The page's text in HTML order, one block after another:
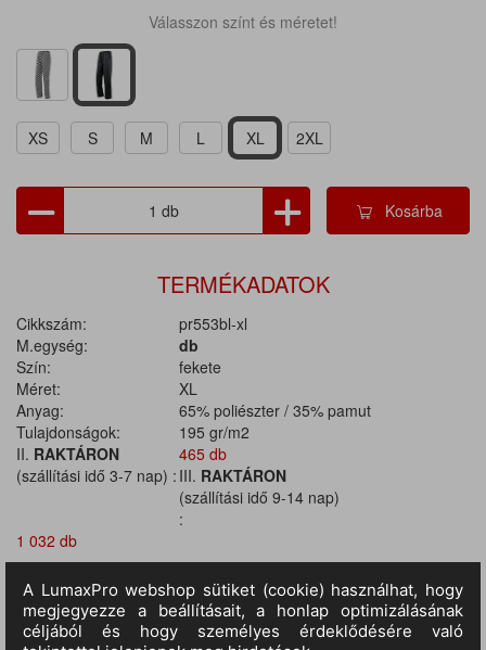
Válasszon színt és méretet!
XS S M L XL 2XL
Kosárba
TERMÉKADATOK
Cikkszám:
pr553bl-xl
M.egység:
db
Szín:
fekete
Méret:
XL
Anyag:
65% poliészter / 35% pamut
Tulajdonságok:
195 gr/m2
II. RAKTÁRON
(szállítási idő 3-7 nap) :
465 db
III. RAKTÁRON
(szállítási idő 9-14 nap)
:
1 032 db